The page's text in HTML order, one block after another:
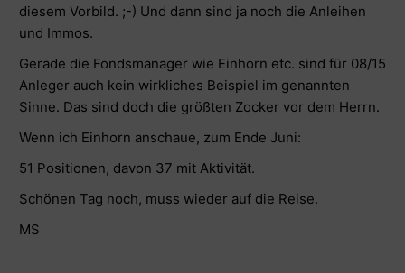
diesem Vorbild. ;-) Und dann sind ja noch die Anleihen
und Immos.
Gerade die Fondsmanager wie Einhorn etc. sind für 08/15
Anleger auch kein wirkliches Beispiel im genannten
Sinne. Das sind doch die größten Zocker vor dem Herrn.
Wenn ich Einhorn anschaue, zum Ende Juni:
51 Positionen, davon 37 mit Aktivität.
Schönen Tag noch, muss wieder auf die Reise.
MS